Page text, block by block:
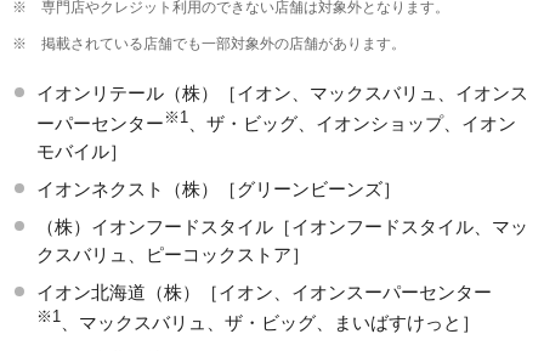
※ 専門店やクレジット利用のできない店舗は対象外となります。
※ 掲載されている店舗でも一部対象外の店舗があります。
イオンリテール（株）［イオン、マックスバリュ、イオンス
ーパーセンター ※1
、ザ・ビッグ、イオンショップ、イオン
モバイル］
イオンネクスト（株）［グリーンビーンズ］
（株）イオンフードスタイル［イオンフードスタイル、マッ
クスバリュ、ピーコックストア］
イオン北海道（株）［イオン、イオンスーパーセンター
※1
、マックスバリュ、ザ・ビッグ、まいばすけっと］